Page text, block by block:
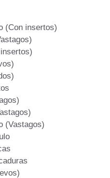
(Con insertos)
(Vastagos)